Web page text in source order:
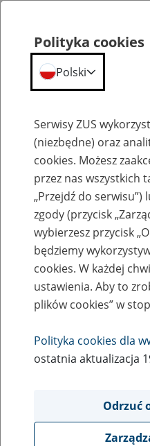
Szkolenia
Zaproś ZUS do
rezerwowane, e-
Rodzaj wydarzenia
Szkolenia
Obszar merytoryczny
Płatnicy, ubezpieczeni,
Polityka cookies
Polski
Serwisy ZUS
(niezbędne) oraz
cookies. Możesz
przez nas wszystkich
„Przejdź do
zgody (przycisk
wybierzesz przycisk
będziemy
cookies. W każdej
ustawienia. Aby to
plików cookies” w
Polityka cookies dla
ostatnia aktualizacja
Odrzuć